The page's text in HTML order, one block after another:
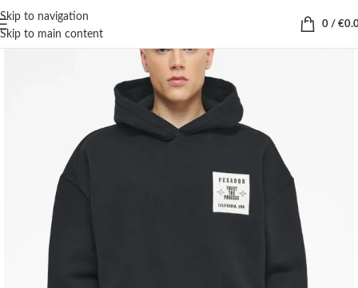
Skip to navigation
Skip to main content
0 / €